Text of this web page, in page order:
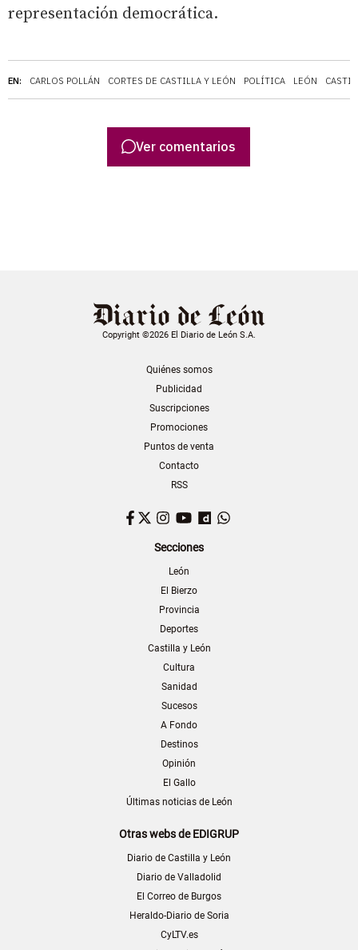
EN: CARLOS POLLÁN CORTES DE CASTILLA Y LEÓN POLÍTICA LEÓN
representación democrática.
Ver comentarios
Copyright ©2026 El Diario de León S.A.
Quiénes somos
Publicidad
Suscripciones
Promociones
Puntos de venta
Contacto
RSS
Facebook
TwitterInstagram
YouTubeDailymotion
Secciones
León
El Bierzo
Provincia
Deportes
Castilla y León
Cultura
Sanidad
Sucesos
A Fondo
Destinos
Opinión
El Gallo
Últimas noticias de León
Otras webs de EDIGRUP
Diario de Castilla y León
Diario de Valladolid
El Correo de Burgos
Heraldo-Diario de Soria
CyLTV.es